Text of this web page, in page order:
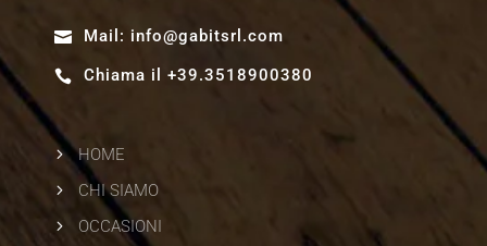
 Mail: info@gabitsrl.com
 Chiama il +39.3518900380
5 HOME
5
CHI SIAMO
5
OCCASIONI